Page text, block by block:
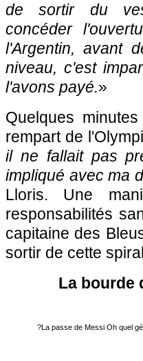
de sortir du
concéder
l'Argentin, avant
niveau, c'est
l'avons payé.»
Quelques
rempart de
il ne fallait pas
impliqué avec ma
Lloris. Une
responsabilités
capitaine des
sortir de cette
La bourde
?La passe de Messi Oh quel